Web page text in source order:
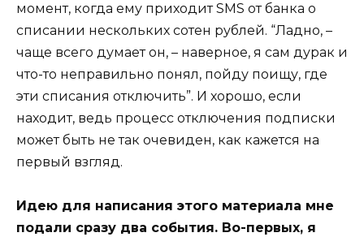
момент, когда ему приходит SMS от банка о
списании нескольких сотен рублей. “Ладно, –
чаще всего думает он, – наверное, я сам дурак и
что-то неправильно понял, пойду поищу, где
эти списания отключить”. И хорошо, если
находит, ведь процесс отключения подписки
может быть не так очевиден, как кажется на
первый взгляд.
Идею для написания этого материала мне
подали сразу два события. Во-первых, я